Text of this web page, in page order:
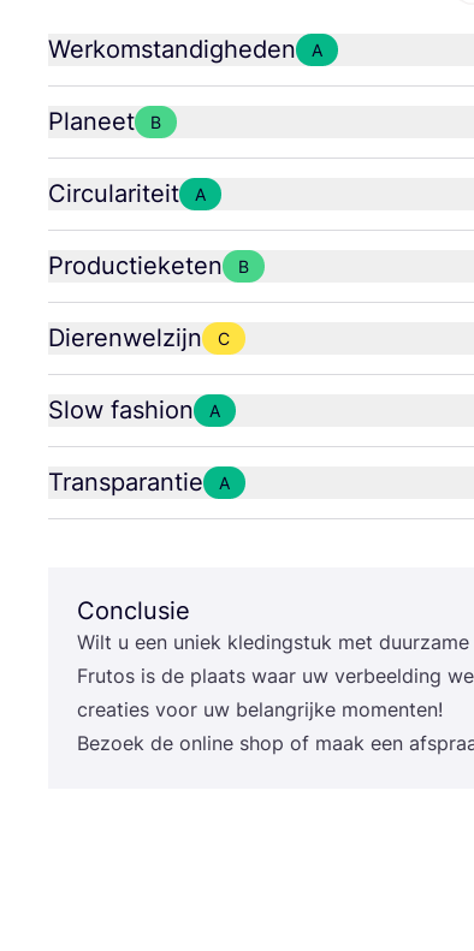
Werkomstandigheden A
Planeet B
Circulariteit A
Productieketen B
Dierenwelzijn C
Slow fashion A
Transparantie A
Conclusie
Wilt u een uniek kle­ding­stuk met
Fru­tos is de plaats waar uw ver­beel­ding
cre­a­ties voor uw belang­rij­ke momenten!
Bezoek de onli­ne shop of maak een